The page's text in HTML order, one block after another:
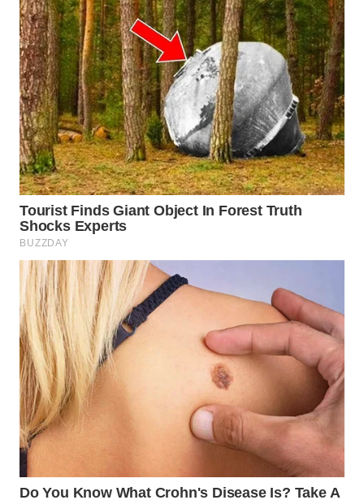
WN
SAMOSIR
WN
PADANG
LAWAS
WN
SUMEDANG
WN
CIANJUR
WN
KEPULAUAN
SERIBU
WN
TANGERANG
WN
BINJAI
CIREBON